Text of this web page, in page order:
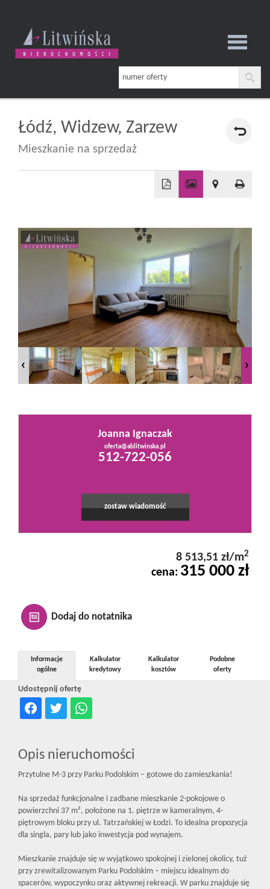
Strona
główna
Oferta
Mieszkania
Domy
Działki
Kontakt
dla
Łódź, Widzew, Zarzew
Mieszkanie na sprzedaż
−
Joanna Ignaczak
oferta@ablitwinska.pl
512-722-056
zostaw wiadomość
8 513,51 zł/m2
cena: 315 000 zł
Dodaj do notatnika
Udostępnij ofertę
Informacje
ogólne
Kalkulator
kredytowy
Kalkulator
kosztów
Podobne
oferty
Opis nieruchomości
Przytulne M-3 przy Parku Podolskim – gotowe do zamieszkania!
Na sprzedaż funkcjonalne i zadbane mieszkanie 2-pokojowe o
powierzchni 37 m², położone na 1. piętrze w kameralnym, 4-
piętrowym bloku przy ul. Tatrzańskiej w Łodzi. To idealna propozycja
dla singla, pary lub jako inwestycja pod wynajem.
Mieszkanie znajduje się w wyjątkowo spokojnej i zielonej okolicy, tuż
przy zrewitalizowanym Parku Podolskim – miejscu idealnym do
spacerów, wypoczynku oraz aktywnej rekreacji. W parku znajduje się